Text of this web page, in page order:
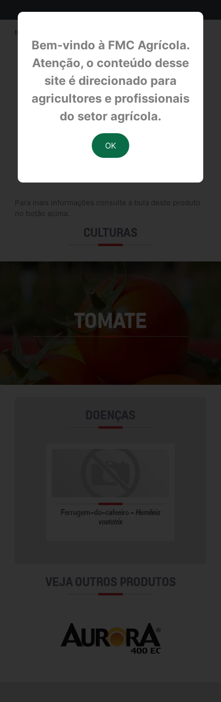
Bem-vindo à FMC Agrícola.
Atenção, o conteúdo desse
site é direcionado para
agricultores e profissionais
do setor agrícola.
INÍCIO>
BULA
FICHA DE EMERGÊNCIA
Para mais informações consulte a bula deste produto
no botão acima.
CULTURAS
TOMATE
Ferrugem-do-cafeeiro - Hemileia
vastatrix
VEJA OUTROS PRODUTOS